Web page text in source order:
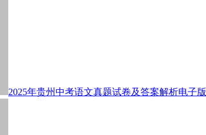
2025年贵州中考语文真题试卷及答案解析电子版